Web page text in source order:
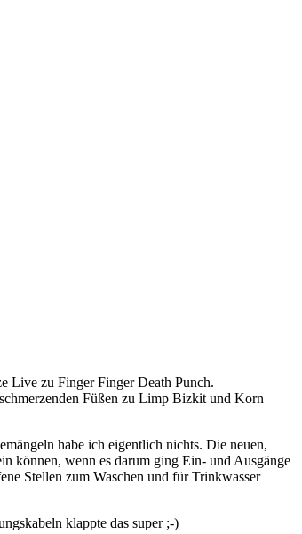
Live zu Finger Finger Death Punch.
Füßen zu Limp Bizkit und Korn
habe ich eigentlich nichts. Die neuen,
können, wenn es darum ging Ein- und Ausgänge
Stellen zum Waschen und für Trinkwasser
klappte das super ;-)